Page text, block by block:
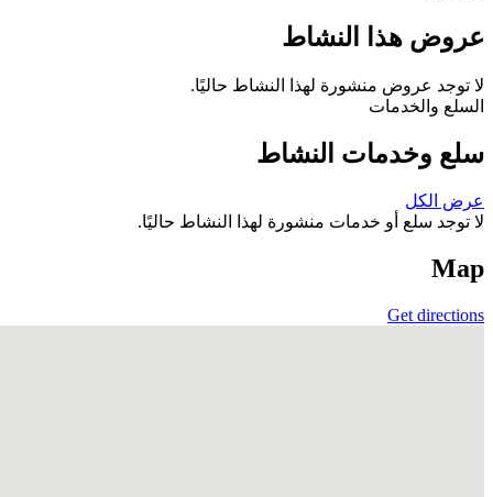
عروض هذا النشاط
لا توجد عروض منشورة لهذا النشاط حاليًا.
السلع والخدمات
سلع وخدمات النشاط
عرض الكل
لا توجد سلع أو خدمات منشورة لهذا النشاط حاليًا.
Map
Get directions